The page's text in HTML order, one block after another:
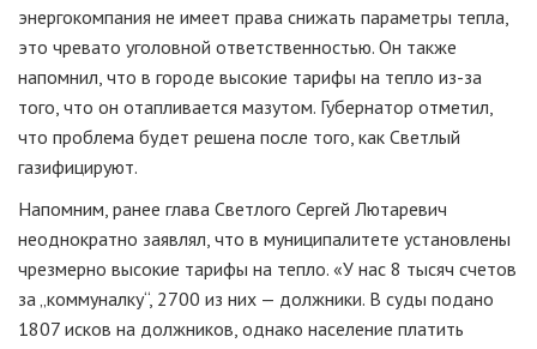
энергокомпания не имеет права снижать параметры тепла,
это чревато уголовной ответственностью. Он также
напомнил, что в городе высокие тарифы на тепло из-за
того, что он отапливается мазутом. Губернатор отметил,
что проблема будет решена после того, как Светлый
газифицируют.
Напомним, ранее глава Светлого Сергей Лютаревич
неоднократно заявлял, что в муниципалитете установлены
чрезмерно высокие тарифы на тепло. «У нас 8 тысяч счетов
за „коммуналку“, 2700 из них — должники. В суды подано
1807 исков на должников, однако население платить